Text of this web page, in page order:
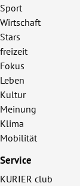
Sport
Wirtschaft
Stars
freizeit
Fokus
Leben
Kultur
Meinung
Klima
Mobilität
Service
KURIER club